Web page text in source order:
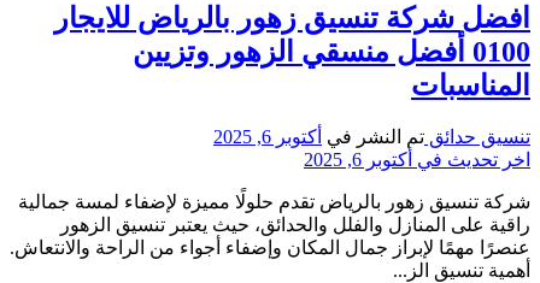
افضل شركة تنسيق زهور بالرياض للايجار
0100 أفضل منسقي الزهور وتزيين
المناسبات
تنسيق حدائق تم النشر في أكتوبر 6, 2025
اخر تحديث في أكتوبر 6, 2025
شركة تنسيق زهور بالرياض تقدم حلولًا مميزة لإضفاء لمسة جمالية
راقية على المنازل والفلل والحدائق، حيث يعتبر تنسيق الزهور
عنصرًا مهمًا لإبراز جمال المكان وإضفاء أجواء من الراحة والانتعاش.
أهمية تنسيق الز...